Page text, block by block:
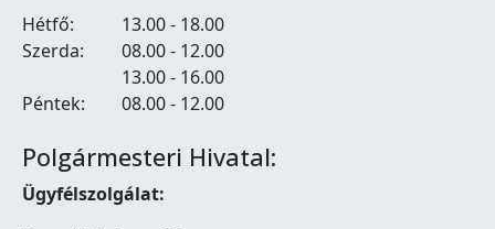
Hétfő:
13.00 - 18.00
Szerda:
08.00 - 12.00
13.00 - 16.00
Péntek:
08.00 - 12.00
Polgármesteri Hivatal:
Ügyfélszolgálat: